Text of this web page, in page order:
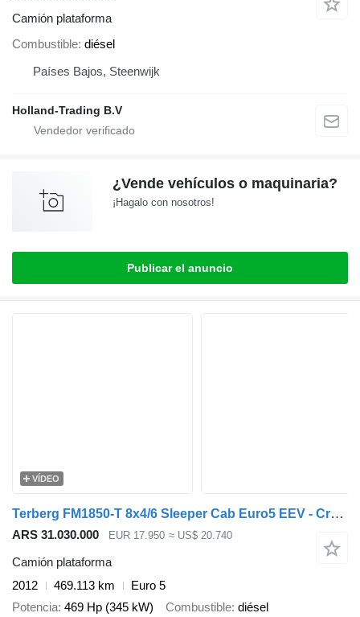
Camión plataforma
Combustible diésel
Países Bajos, Steenwijk
Holland-Trading B.V
¿Vende vehículos o maquinaria?
¡Hagalo con nosotros!
Publicar el anuncio
VÍDEO
Terberg FM1850-T 8x4/6 Sleeper Cab Euro5 EEV - Crane Position - Prepared
ARS 31.030.000 EUR 17.950 ≈ US$ 20.740
Camión plataforma
2012
469.113 km
Euro 5
Potencia 469 Hp (345 kW) Combustible diésel